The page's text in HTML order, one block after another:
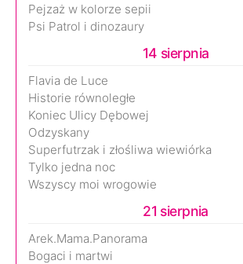
Pejzaż w kolorze sepii
Psi Patrol i dinozaury
14 sierpnia
Flavia de Luce
Historie równoległe
Koniec Ulicy Dębowej
Odzyskany
Superfutrzak i złośliwa wiewiórka
Tylko jedna noc
Wszyscy moi wrogowie
21 sierpnia
Arek.Mama.Panorama
Bogaci i martwi